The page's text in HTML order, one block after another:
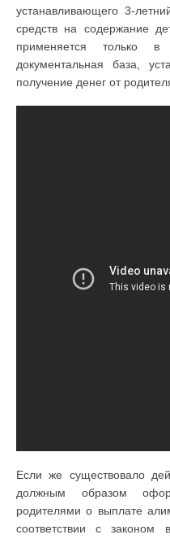
устанавливающего 3-
средств на содержание
применяется только в
документальная база,
получение денег от
Если же существовало
должным образом
родителями о выплате
соответствии с законом